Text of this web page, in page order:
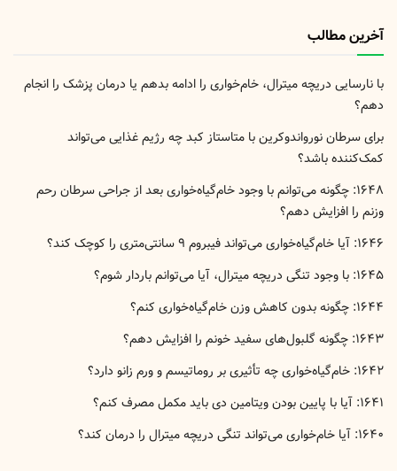
آخرین مطالب
با نارسایی دریچه میترال، خام‌خواری را ادامه بدهم یا درمان پزشک را انجام
دهم؟
برای سرطان نورواندوکرین با متاستاز کبد چه رژیم غذایی می‌تواند
کمک‌کننده باشد؟
۱۶۴۸: چگونه می‌توانم با وجود خام‌گیاه‌خواری بعد از جراحی سرطان رحم
وزنم را افزایش دهم؟
۱۶۴۶: آیا خام‌گیاه‌خواری می‌تواند فیبروم ۹ سانتی‌متری را کوچک کند؟
۱۶۴۵: با وجود تنگی دریچه میترال، آیا می‌توانم باردار شوم؟
۱۶۴۴: چگونه بدون کاهش وزن خام‌گیاه‌خواری کنم؟
۱۶۴۳: چگونه گلبول‌های سفید خونم را افزایش دهم؟
۱۶۴۲: خام‌گیاه‌خواری چه تأثیری بر روماتیسم و ورم زانو دارد؟
۱۶۴۱: آیا با پایین بودن ویتامین دی باید مکمل مصرف کنم؟
‍۱۶۴۰: آیا خام‌خواری می‌تواند تنگی دریچه میترال را درمان کند؟